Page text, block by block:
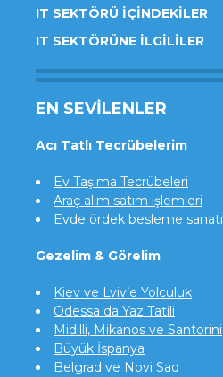
IT SEKTÖRÜ İÇINDEKILER
IT SEKTÖRÜNE İLGILILER
EN SEVILENLER
Acı Tatlı Tecrübelerim
Ev Taşıma Tecrübeleri
Araç alım satım işlemleri
Evde ördek besleme sanatı
Gezelim & Görelim
Kiev ve Lviv’e Yolculuk
Odessa da Yaz Tatili
Midilli, Mikanos ve Santorini
Büyük İspanya
Belgrad ve Novi Sad